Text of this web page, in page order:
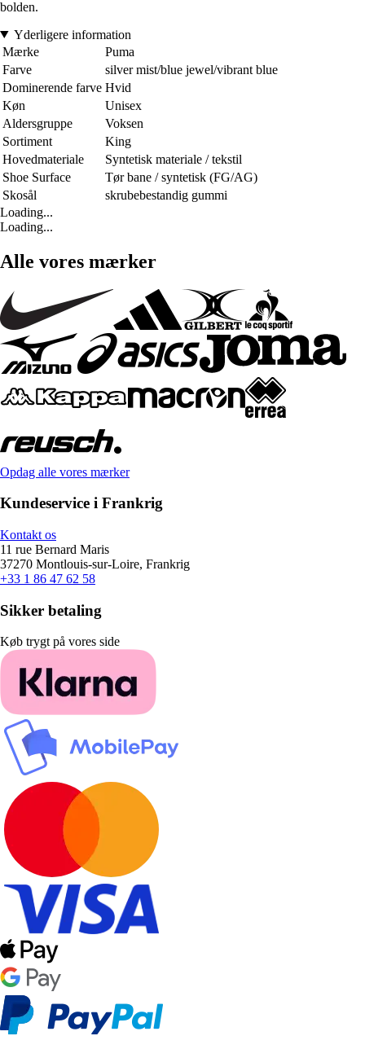
bolden.
Yderligere information
Mærke
Puma
Farve
silver mist/blue jewel/vibrant blue
Dominerende farve Hvid
Køn
Unisex
Aldersgruppe
Voksen
Sortiment
King
Hovedmateriale
Syntetisk materiale / tekstil
Shoe Surface
Tør bane / syntetisk (FG/AG)
Skosål
skrubebestandig gummi
Loading...
Loading...
Alle vores mærker
Opdag alle vores mærker
Kundeservice i Frankrig
Kontakt os
11 rue Bernard Maris
37270 Montlouis-sur-Loire, Frankrig
+33 1 86 47 62 58
Sikker betaling
Køb trygt på vores side